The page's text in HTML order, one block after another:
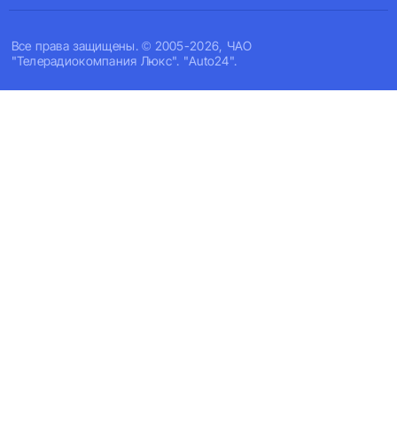
Все права защищены. © 2005-2026, ЧАО
"Телерадиокомпания Люкс". "Auto24".